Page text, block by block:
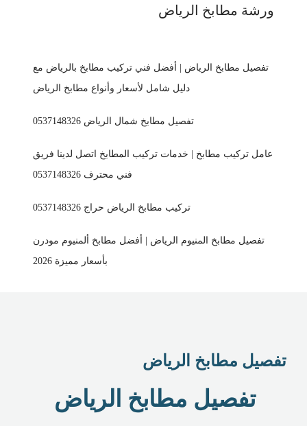
ورشة مطابخ الرياض
تفصيل مطابخ الرياض | أفضل فني تركيب مطابخ بالرياض مع
دليل شامل لأسعار وأنواع مطابخ الرياض
تفصيل مطابخ شمال الرياض 0537148326
عامل تركيب مطابخ | خدمات تركيب المطابخ اتصل لدينا فريق
فني محترف 0537148326
تركيب مطابخ الرياض حراج 0537148326
تفصيل مطابخ المنيوم الرياض | أفضل مطابخ ألمنيوم مودرن
بأسعار مميزة 2026
تفصيل مطابخ الرياض
تفصيل مطابخ الرياض